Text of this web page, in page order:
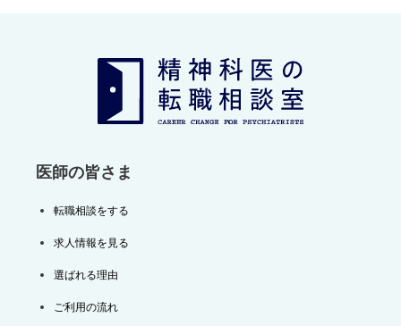
医師の皆さま
転職相談をする
求人情報を見る
選ばれる理由
ご利用の流れ